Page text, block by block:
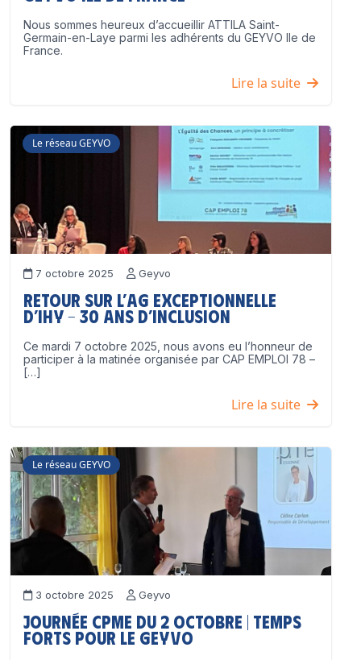
Nous sommes heureux d’accueillir ATTILA Saint-
Germain-en-Laye parmi les adhérents du GEYVO Ile de
France.
Lire la suite
Le réseau GEYVO
7 octobre 2025 Geyvo
Retour sur l’AG exceptionnelle
d’IHY – 30 ans d’inclusion
Ce mardi 7 octobre 2025, nous avons eu l’honneur de
participer à la matinée organisée par CAP EMPLOI 78 –
[…]
Lire la suite
Le réseau GEYVO
3 octobre 2025 Geyvo
Journée CPME du 2 octobre | Temps
forts pour le GEYVO